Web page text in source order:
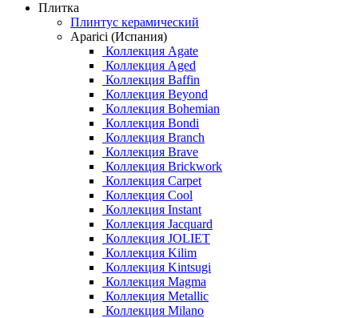
Плитка
Плинтус керамический
Aparici (Испания)
Коллекция Agate
Коллекция Aged
Коллекция Baffin
Коллекция Beyond
Коллекция Bohemian
Коллекция Bondi
Коллекция Branch
Коллекция Brave
Коллекция Brickwork
Коллекция Carpet
Коллекция Cool
Коллекция Instant
Коллекция Jacquard
Коллекция JOLIET
Коллекция Kilim
Коллекция Kintsugi
Коллекция Magma
Коллекция Metallic
Коллекция Milano